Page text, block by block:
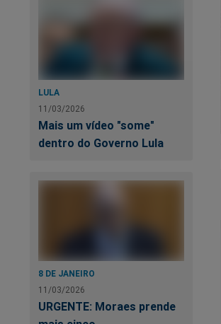
LULA
11/03/2026
Mais um vídeo "some"
dentro do Governo Lula
8 DE JANEIRO
11/03/2026
URGENTE: Moraes prende